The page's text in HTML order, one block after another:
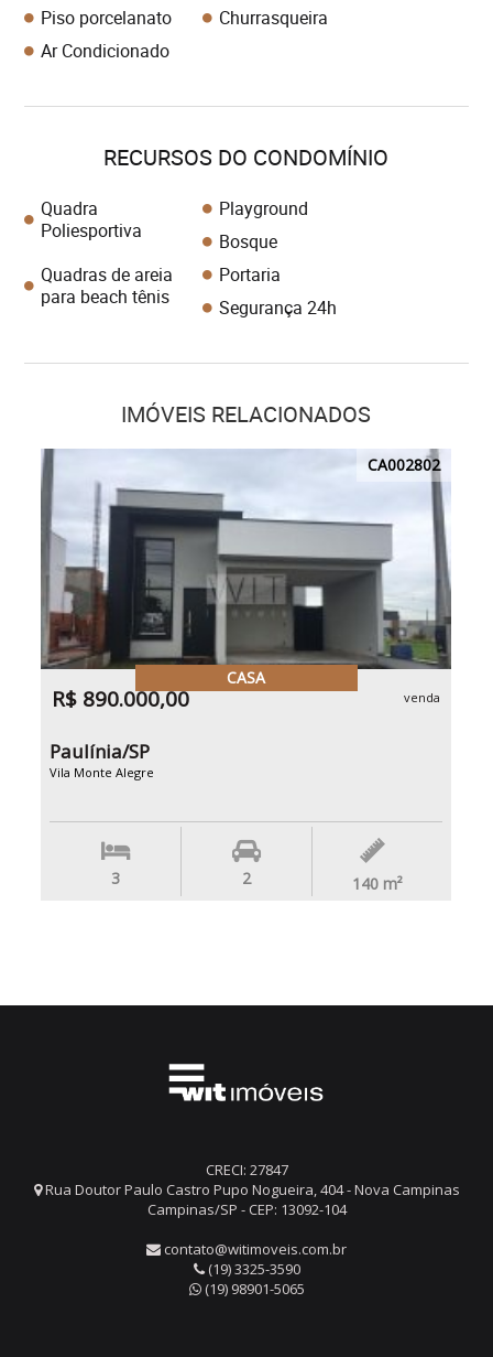
Piso porcelanato
Churrasqueira
Ar Condicionado
RECURSOS DO CONDOMÍNIO
Quadra
Poliesportiva
Playground
Bosque
Quadras de areia
para beach tênis
Portaria
Segurança 24h
IMÓVEIS RELACIONADOS
CA002802
CASA
R$ 890.000,00 venda
Paulínia/SP
Vila Monte Alegre
3 2 140 m²
CRECI: 27847
Rua Doutor Paulo Castro Pupo Nogueira, 404 - Nova Campinas
Campinas/SP - CEP: 13092-104
contato@witimoveis.com.br
(19) 3325-3590
(19) 98901-5065